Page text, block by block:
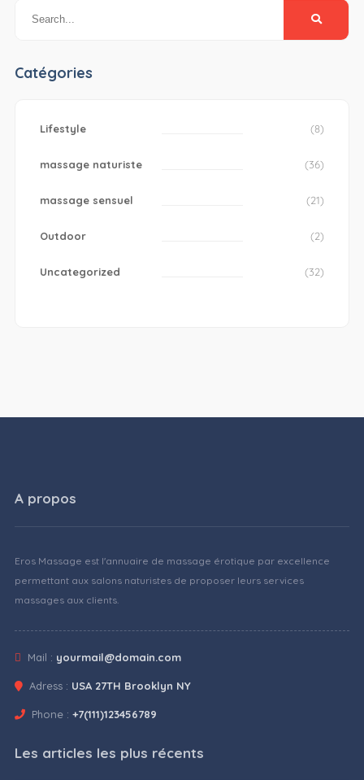
Catégories
Lifestyle (8)
massage naturiste (36)
massage sensuel (21)
Outdoor (2)
Uncategorized (32)
A propos
Eros Massage est l'annuaire de massage érotique par excellence
permettant aux salons naturistes de proposer leurs services
massages aux clients.
Mail : yourmail@domain.com
Adress : USA 27TH Brooklyn NY
Phone : +7(111)123456789
Les articles les plus récents